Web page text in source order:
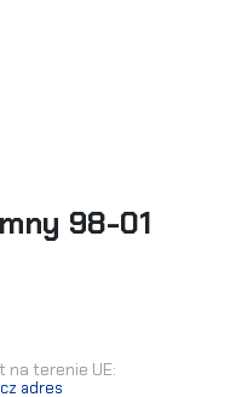
98-01
terenie UE:
adres